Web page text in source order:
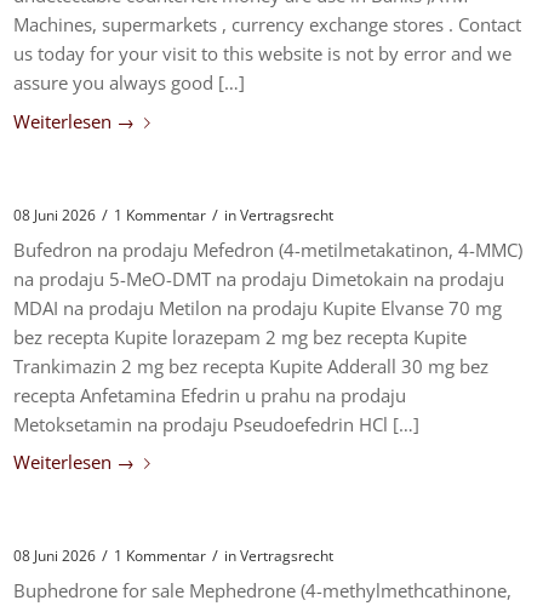
Machines, supermarkets , currency exchange stores . Contact
us today for your visit to this website is not by error and we
assure you always good […]
Weiterlesen →
08 Juni 2026 / 1 Kommentar / inVertragsrecht
Bufedron na prodaju Mefedron (4-metilmetakatinon, 4-MMC)
na prodaju 5-MeO-DMT na prodaju Dimetokain na prodaju
MDAI na prodaju Metilon na prodaju Kupite Elvanse 70 mg
bez recepta Kupite lorazepam 2 mg bez recepta Kupite
Trankimazin 2 mg bez recepta Kupite Adderall 30 mg bez
recepta Anfetamina Efedrin u prahu na prodaju
Metoksetamin na prodaju Pseudoefedrin HCl […]
Weiterlesen →
08 Juni 2026 / 1 Kommentar / inVertragsrecht
Buphedrone for sale Mephedrone (4-methylmethcathinone,